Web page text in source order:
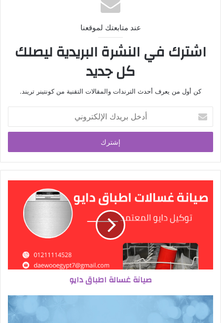
عند متابعتك لموقعنا
اشترك في النشرة البريدية ليصلك
كل جديد
كن أول من يعرف أحدث الترندات والمقالات التقنية من كونتينر تريند.
بريدك
الإلكتروني
صيانة غسالة اطباق دايو